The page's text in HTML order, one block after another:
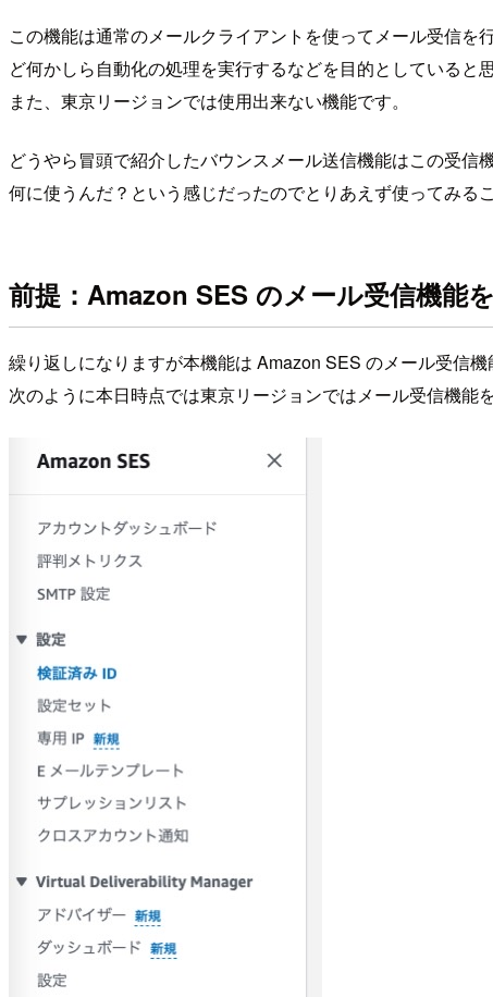
この機能は通常のメールクライアントを使ってメール受信
ど何かしら自動化の処理を実行するなどを目的としていると思
また、東京リージョンでは使用出来ない機能です。
どうやら冒頭で紹介したバウンスメール送信機能はこの受
何に使うんだ？という感じだったのでとりあえず使ってみるこ
前提：Amazon SES のメール受信機能
繰り返しになりますが本機能は Amazon SES のメール受信機
次のように本日時点では東京リージョンではメール受信機能